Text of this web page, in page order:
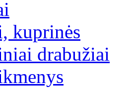
kuprinės
drabužiai